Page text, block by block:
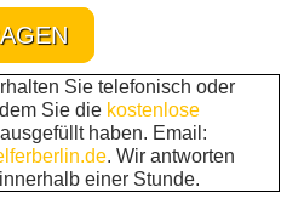
Sie telefonisch oder
Sie die kostenlose
ausgefüllt haben. Email:
. Wir antworten
einer Stunde.